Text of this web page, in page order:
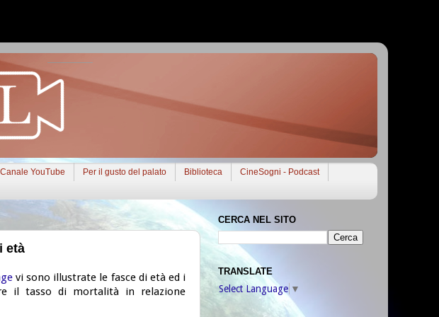
Canale YouTube Per il gusto del palato Biblioteca
CineSogni - Podcast
età
vi sono illustrate le fasce di età ed i
il tasso di mortalità in relazione
CERCA NEL SITO
TRANSLATE
Select Language ▼